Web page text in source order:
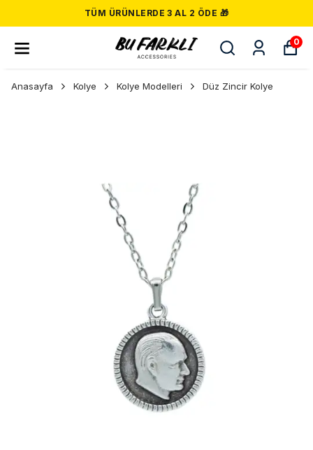
TÜM ÜRÜNLERDE 3 AL 2 ÖDE 🎁
0
Anasayfa Kolye Kolye Modelleri Düz Zincir Kolye